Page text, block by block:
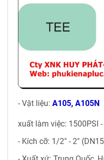
- Vật liệu: A105, A105N
xuất làm việc: 1500PSI
- Kích cỡ: 1/2" - 2"